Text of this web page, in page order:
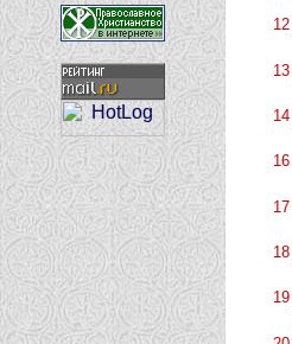
12
13
14
16
17
18
19